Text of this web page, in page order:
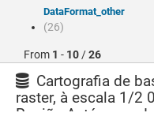
dataFormat_other
(26)
From 1 - 10 /26
Cartografia de
raster, à escala 1/2
Região Autónoma